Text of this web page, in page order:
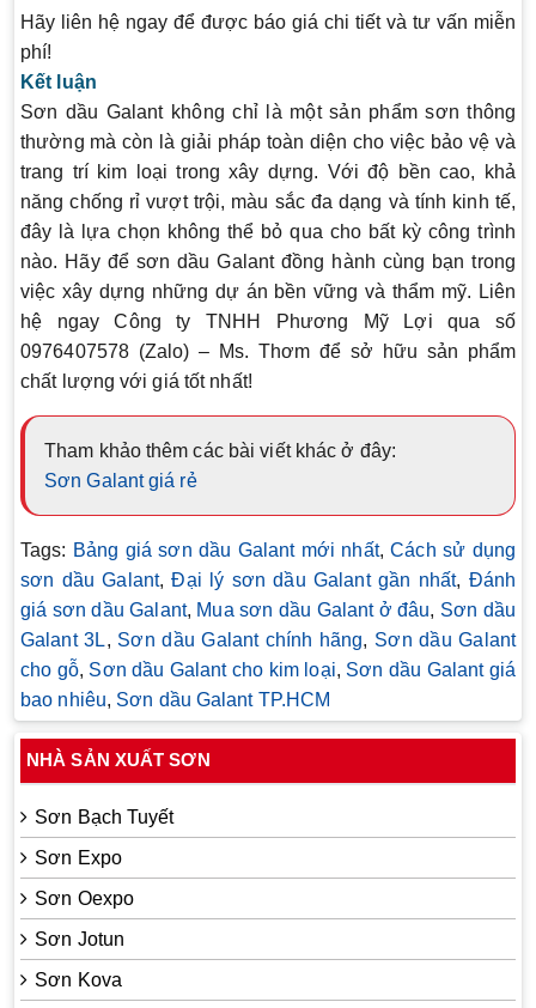
Hãy liên hệ ngay để được báo giá chi tiết và tư vấn miễn
phí!
Kết luận
Sơn dầu Galant không chỉ là một sản phẩm sơn thông
thường mà còn là giải pháp toàn diện cho việc bảo vệ và
trang trí kim loại trong xây dựng. Với độ bền cao, khả
năng chống rỉ vượt trội, màu sắc đa dạng và tính kinh tế,
đây là lựa chọn không thể bỏ qua cho bất kỳ công trình
nào. Hãy để sơn dầu Galant đồng hành cùng bạn trong
việc xây dựng những dự án bền vững và thẩm mỹ. Liên
hệ ngay Công ty TNHH Phương Mỹ Lợi qua số
0976407578 (Zalo) – Ms. Thơm để sở hữu sản phẩm
chất lượng với giá tốt nhất!
Tham khảo thêm các bài viết khác ở đây:
Sơn Galant giá rẻ
Tags: Bảng giá sơn dầu Galant mới nhất,Cách sử dụng
sơn dầu Galant,Đại lý sơn dầu Galant gần nhất, Đánh
giá sơn dầu Galant, Mua sơn dầu Galant ở đâu, Sơn dầu
Galant 3L, Sơn dầu Galant chính hãng, Sơn dầu Galant
cho gỗ, Sơn dầu Galant cho kim loại, Sơn dầu Galant giá
bao nhiêu, Sơn dầu Galant TP.HCM
NHÀ SẢN XUẤT SƠN
Sơn Bạch Tuyết
Sơn Expo
Sơn Oexpo
Sơn Jotun
Sơn Kova